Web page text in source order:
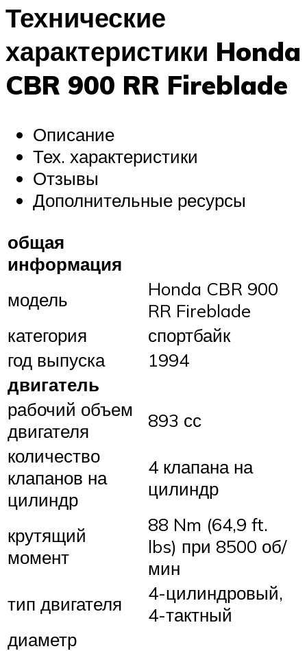
Технические
характеристики Honda
CBR 900 RR Fireblade
Описание
Тех. характеристики
Отзывы
Дополнительные ресурсы
общая
информация
модель
Honda CBR 900
RR Fireblade
категория
спортбайк
год выпуска
1994
двигатель
рабочий объем
двигателя
893 сс
количество
клапанов на
цилиндр
4 клапана на
цилиндр
крутящий
момент
88 Nm (64,9 ft.
lbs) при 8500 об/
мин
тип двигателя
4-цилиндровый,
4-тактный
диаметр